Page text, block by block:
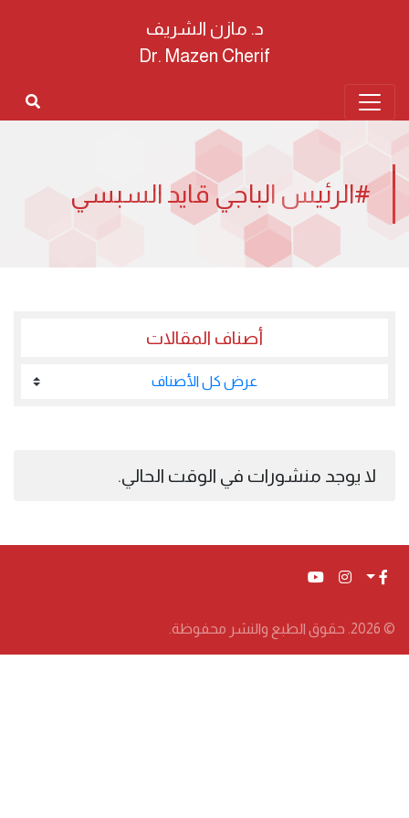
د. مازن الشريف
Dr. Mazen Cherif
#الرئيس الباجي قايد السبسي
أصناف المقالات
عرض كل الأصناف
لا يوجد منشورات في الوقت الحالي.
© 2026. حقوق الطبع والنشر محفوظة.